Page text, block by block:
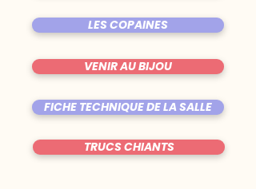
LES COPAINES
VENIR AU BIJOU
FICHE TECHNIQUE DE LA SALLE
TRUCS CHIANTS